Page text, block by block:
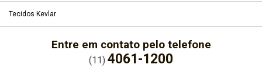
Tecidos Kevlar
Entre em contato pelo telefone
(11) 4061-1200